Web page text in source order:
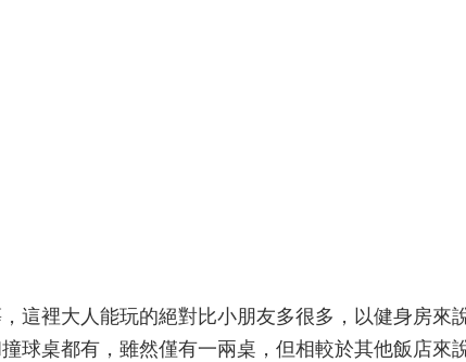
這裡大人能玩的絕對比小朋友多很多，以健身房來
球桌都有，雖然僅有一兩桌，但相較於其他飯店來